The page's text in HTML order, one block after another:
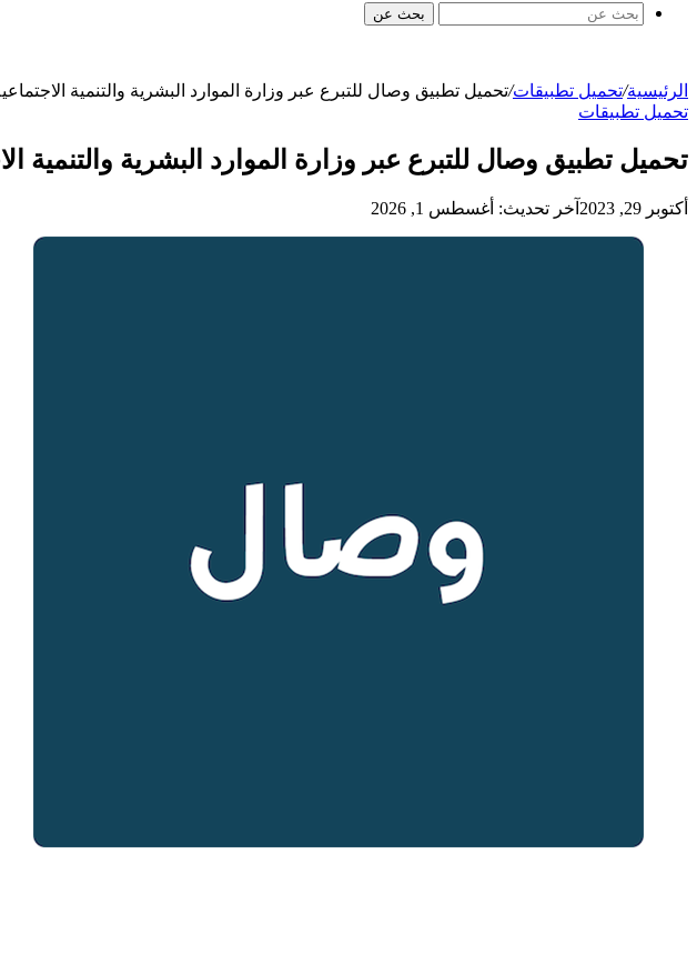
بحث عن
الرئيسية/تحميل تطبيقات/تحميل تطبيق وصال للتبرع عبر وزارة الموارد البشرية والتنمية
تحميل تطبيقات
تحميل تطبيق وصال للتبرع عبر وزارة الموارد البشرية والتنمية
أكتوبر 29, 2023 آخر تحديث: أغسطس 1, 2026